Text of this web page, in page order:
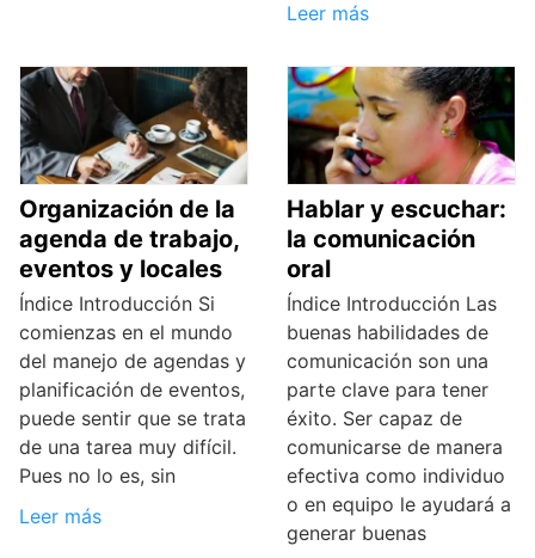
Leer más
Organización de la
agenda de trabajo,
eventos y locales
Índice Introducción Si
comienzas en el mundo
del manejo de agendas y
planificación de eventos,
puede sentir que se trata
de una tarea muy difícil.
Pues no lo es, sin
Leer más
Hablar y escuchar:
la comunicación
oral
Índice Introducción Las
buenas habilidades de
comunicación son una
parte clave para tener
éxito. Ser capaz de
comunicarse de manera
efectiva como individuo
o en equipo le ayudará a
generar buenas